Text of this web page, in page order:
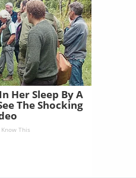
Her Sleep By A
The Shocking
This